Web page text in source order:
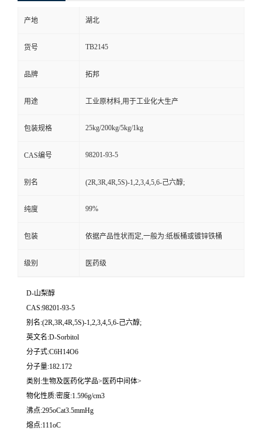
产地 湖北
货号 TB2145
品牌 拓邦
用途 工业原材料,用于工业化大生产
包装规格 25kg/200kg/5kg/1kg
CAS编号 98201-93-5
别名 (2R,3R,4R,5S)-1,2,3,4,5,6-己六醇;
纯度 99%
包装 依据产品性状而定,一般为:纸板桶或镀锌铁桶
级别 医药级
D-山梨醇
CAS:98201-93-5
别名:(2R,3R,4R,5S)-1,2,3,4,5,6-己六醇;
英文名:D-Sorbitol
分子式:C6H14O6
分子量:182.172
类别:生物及医药化学品>医药中间体>
物化性质:密度:1.596g/cm3
沸点:295oCat3.5mmHg
熔点:111oC